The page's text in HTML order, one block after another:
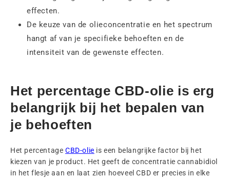
effecten.
De keuze van de olieconcentratie en het spectrum
hangt af van je specifieke behoeften en de
intensiteit van de gewenste effecten.
Het percentage CBD-olie is erg
belangrijk bij het bepalen van
je behoeften
Het percentage CBD-olie is een belangrijke factor bij het
kiezen van je product. Het geeft de concentratie cannabidiol
in het flesje aan en laat zien hoeveel CBD er precies in elke